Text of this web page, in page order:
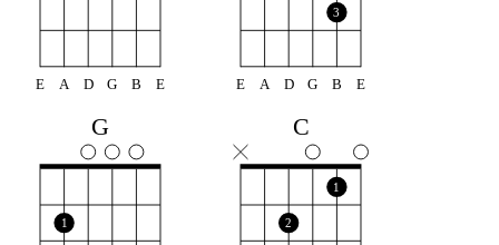
E A D G B E
3
E A D G B E
G
1
C
2
1